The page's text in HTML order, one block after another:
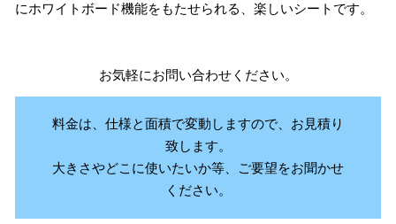
にホワイトボード機能をもたせられる、楽しいシートです。
お気軽にお問い合わせください。
料金は、仕様と面積で変動しますので、お見積り
致します。
大きさやどこに使いたいか等、ご要望をお聞かせ
ください。